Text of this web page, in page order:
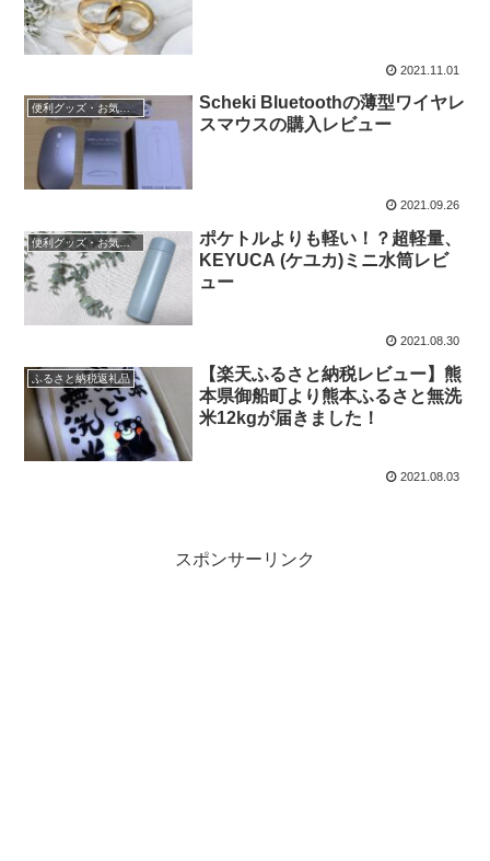
2021.11.01
便利グッズ・お気に入り小物
Scheki Bluetoothの薄型ワイヤレ
スマウスの購入レビュー
2021.09.26
便利グッズ・お気に入り小物
ポケトルよりも軽い！？超軽量、
KEYUCA (ケユカ)ミニ水筒レビ
ュー
2021.08.30
ふるさと納税返礼品
【楽天ふるさと納税レビュー】熊
本県御船町より熊本ふるさと無洗
米12kgが届きました！
2021.08.03
スポンサーリンク